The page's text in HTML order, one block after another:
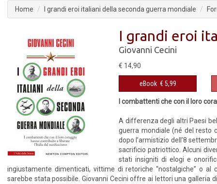
Home I grandi eroi italiani della seconda guerra mondiale
I grandi eroi
Giovanni Cecini
€ 14,90
eBook € 5,99
I combattenti che con il loro
A differenza degli altri Paesi
guerra mondiale (né del resto
dopo l’armistizio dell’8
sacrificio patriottico. Alcuni
stati insigniti di elogi e
ingiustamente dimenticati, vittime di retoriche “nostalgiche” o
sarebbe stata possibile. Giovanni Cecini offre ai lettori una galleria